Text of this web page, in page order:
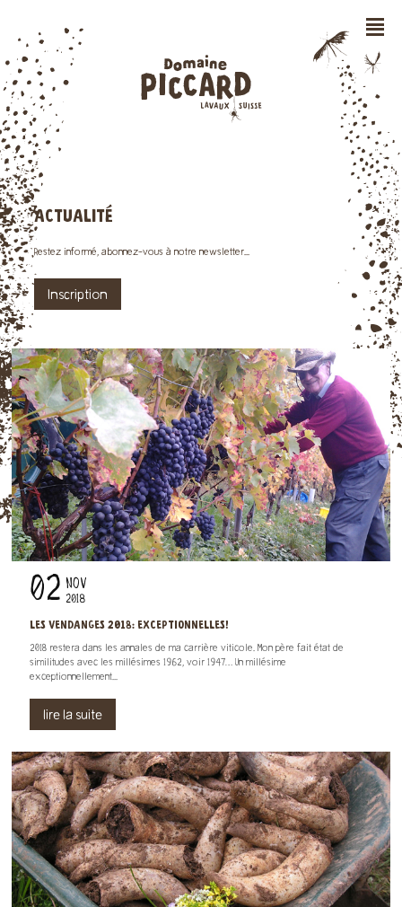
n
ACTUALITÉ
Restez informé, abonnez-vous à notre newsletter...
Inscription
02 NOV
2018
LES VENDANGES 2018: EXCEPTIONNELLES!
2018 restera dans les annales de ma carrière viticole. Mon père fait état de
similitudes avec les millésimes 1962, voir 1947… Un millésime
exceptionnellement...
lire la suite